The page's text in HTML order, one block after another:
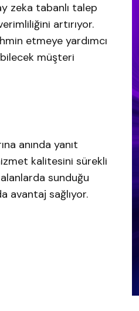
zeka tabanlı talep
artırıyor.
etmeye yardımcı
müşteri
anında yanıt
kalitesini sürekli
sunduğu
avantaj sağlıyor.